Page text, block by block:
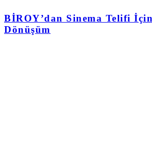
BİROY’dan Sinema Telifi
Dönüşüm